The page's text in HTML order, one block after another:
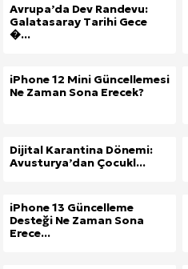
Avrupa’da Dev Randevu:
Galatasaray Tarihi Gece
�...
iPhone 12 Mini Güncellemesi
Ne Zaman Sona Erecek?
Dijital Karantina Dönemi:
Avusturya’dan Çocukl...
iPhone 13 Güncelleme
Desteği Ne Zaman Sona
Erece...